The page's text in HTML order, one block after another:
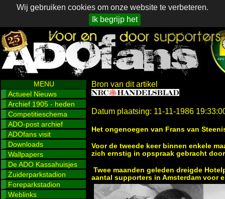
Wij gebruiken cookies om onze website te verbeteren.
Ik begrijp het
MENU
Actueel Nieuws
Archief 1905 - heden
Competitieschema
ADO-post archief
ADOfans visit
Downloads
Wallpapers
De ADO Kassahuisjes
Zuiderparkstadion
Foreparkstadion
Weblinks
Bron van dit artikel
Datum plaatsing: 11-11-1986
Het ongenoegen van Frans van
Voor de tweede keer binnen enkele
zich ernstig in opspraak gebracht
Twee maanden geleden dreigde
aantal supporters in Amsterdam voor